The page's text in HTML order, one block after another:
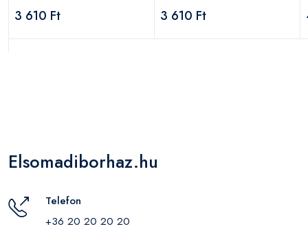
3 610 Ft 3 610 Ft
Elsomadiborhaz.hu
Telefon
+36 20 20 20 20